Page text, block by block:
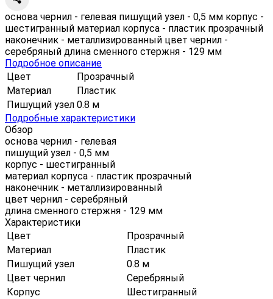
основа чернил - гелевая пишущий узел - 0,5 мм корпус -
шестигранный материал корпуса - пластик прозрачный
наконечник - металлизированный цвет чернил -
серебряный длина сменного стержня - 129 мм
Подробное описание
Цвет
Прозрачный
Материал
Пластик
Пишущий узел 0.8 м
Подробные характеристики
Обзор
основа чернил - гелевая
пишущий узел - 0,5 мм
корпус - шестигранный
материал корпуса - пластик прозрачный
наконечник - металлизированный
цвет чернил - серебряный
длина сменного стержня - 129 мм
Характеристики
Цвет
Прозрачный
Материал
Пластик
Пишущий узел
0.8 м
Цвет чернил
Серебряный
Корпус
Шестигранный